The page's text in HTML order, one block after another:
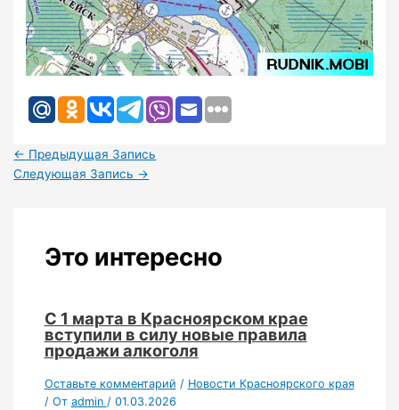
← Предыдущая Запись
Следующая Запись →
Это интересно
С 1 марта в Красноярском крае
вступили в силу новые правила
продажи алкоголя
Оставьте комментарий / Новости Красноярского края
/ От admin / 01.03.2026